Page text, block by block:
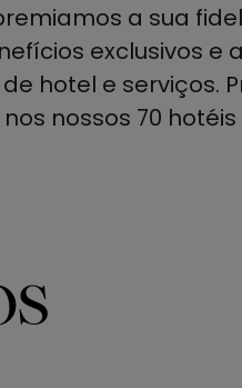
a sua
exclusivos e
hotel e serviços.
nossos 70 hotéis